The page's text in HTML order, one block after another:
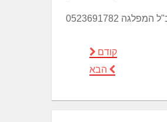
0523691782
קודם
הבא